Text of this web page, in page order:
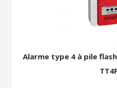
Alarme type 4 à pile